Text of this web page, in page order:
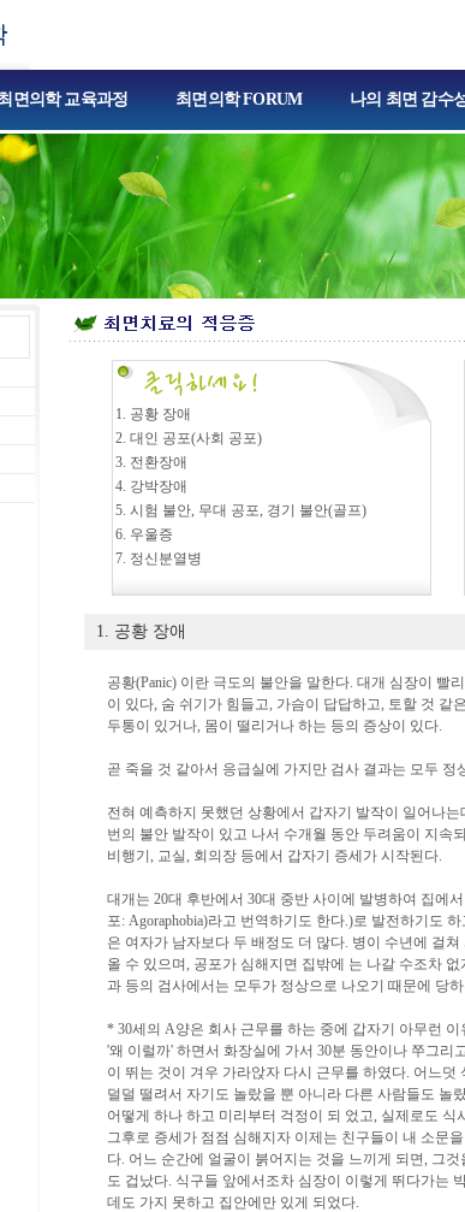
면의학 교육과정 최면의학 FORUM 나의 최면 감수
1. 공황 장애
2. 대인 공포(사회 공포)
3. 전환장애
4. 강박장애
5. 시험 불안, 무대 공포, 경기 불안(골프)
6. 우울증
7. 정신분열병
1. 공황 장애
공황(Panic) 이란 극도의 불안을 말한다. 대개 심장이 빨
이 있다, 숨 쉬기가 힘들고, 가슴이 답답하고, 토할 것 같
두통이 있거나, 몸이 떨리거나 하는 등의 증상이 있다.
곧 죽을 것 같아서 응급실에 가지만 검사 결과는 모두 정
전혀 예측하지 못했던 상황에서 갑자기 발작이 일어나
번의 불안 발작이 있고 나서 수개월 동안 두려움이 지속
비행기, 교실, 회의장 등에서 갑자기 증세가 시작된다.
대개는 20대 후반에서 30대 중반 사이에 발병하여 집에
포: Agoraphobia)라고 번역하기도 한다.)로 발전하기도
은 여자가 남자보다 두 배정도 더 많다. 병이 수년에 걸
올 수 있으며, 공포가 심해지면 집밖에 는 나갈 수조차
과 등의 검사에서는 모두가 정상으로 나오기 때문에 당
* 30세의 A양은 회사 근무를 하는 중에 갑자기 아무런
'왜 이럴까' 하면서 화장실에 가서 30분 동안이나 쭈그
이 뛰는 것이 겨우 가라앉자 다시 근무를 하였다. 어느덧
덜덜 떨려서 자기도 놀랐을 뿐 아니라 다른 사람들도 놀
어떻게 하나 하고 미리부터 걱정이 되 었고, 실제로도 식
그후로 증세가 점점 심해지자 이제는 친구들이 내 소문
다. 어느 순간에 얼굴이 붉어지는 것을 느끼게 되면, 그
도 겁났다. 식구들 앞에서조차 심장이 이렇게 뛰다가는
데도 가지 못하고 집안에만 있게 되었다.